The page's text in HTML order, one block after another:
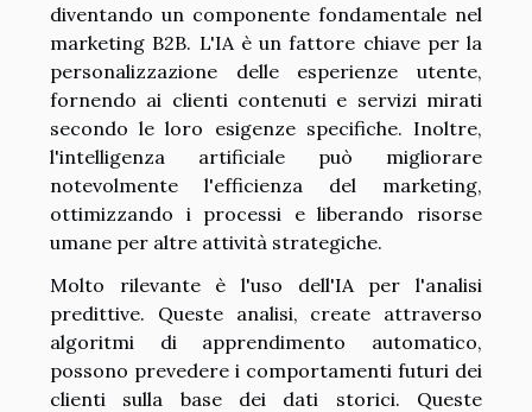
diventando un componente fondamentale nel
marketing B2B. L'IA è un fattore chiave per la
personalizzazione delle esperienze utente,
fornendo ai clienti contenuti e servizi mirati
secondo le loro esigenze specifiche. Inoltre,
l'intelligenza artificiale può migliorare
notevolmente l'efficienza del marketing,
ottimizzando i processi e liberando risorse
umane per altre attività strategiche.
Molto rilevante è l'uso dell'IA per l'analisi
predittive. Queste analisi, create attraverso
algoritmi di apprendimento automatico,
possono prevedere i comportamenti futuri dei
clienti sulla base dei dati storici. Queste